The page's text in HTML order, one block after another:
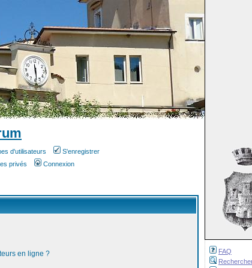
FAQ
d'utilisateurs
S'enregistrer
privés Connexion
en ligne ?